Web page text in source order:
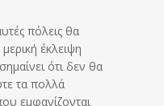
πόλεις θα
έκλειψη
ότι δεν θα
τα πολλά
εμφανίζονται